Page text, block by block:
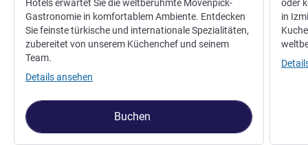
Hotels erwartet Sie die weltberühmte Mövenpick-
Gastronomie in komfortablem Ambiente. Entdecken
Sie feinste türkische und internationale Spezialitäten,
zubereitet von unserem Küchenchef und seinem
Team.
Details ansehen
Buchen
oder
in